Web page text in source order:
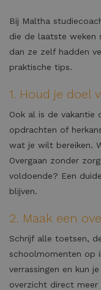
Bij Maltha
die de laatste weken
dan ze zelf hadden
praktische tips.
1. Houd je doel
Ook al is de vakantie
opdrachten of
wat je wilt bereiken.
Overgaan zonder
voldoende? Een
blijven.
2. Maak een
Schrijf alle toetsen,
schoolmomenten op
verrassingen en kun
overzicht direct meer